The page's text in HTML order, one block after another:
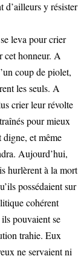
d’ailleurs y résister
leva pour crier
cet honneur. A
coup de piolet,
les seuls. A
crier leur révolte
pour mieux
et même
Aujourd’hui,
hurlèrent à la mort
possédaient sur
cohérent
pouvaient se
trahie. Eux
ne servaient ni